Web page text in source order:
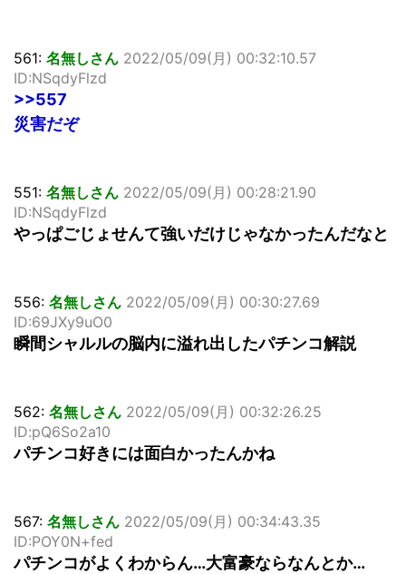
561: 名無しさん 2022/05/09(月) 00:32:10.57
ID:NSqdyFlzd
>>557
災害だぞ
551: 名無しさん 2022/05/09(月) 00:28:21.90
ID:NSqdyFlzd
やっぱごじょせんて強いだけじゃなかったんだなと
556: 名無しさん 2022/05/09(月) 00:30:27.69
ID:69JXy9uO0
瞬間シャルルの脳内に溢れ出したパチンコ解説
562: 名無しさん 2022/05/09(月) 00:32:26.25
ID:pQ6So2a10
パチンコ好きには面白かったんかね
567: 名無しさん 2022/05/09(月) 00:34:43.35
ID:POY0N+fed
パチンコがよくわからん…大富豪ならなんとか…